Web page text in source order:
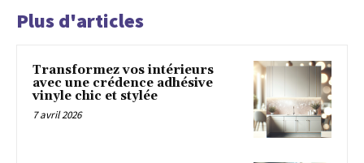
Plus d'articles
Transformez vos intérieurs
avec une crédence adhésive
vinyle chic et stylée
7 avril 2026